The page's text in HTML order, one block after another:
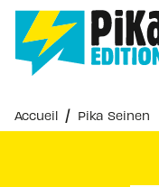
MENU
PIED DE PAGE
Accueil / Pika Seinen